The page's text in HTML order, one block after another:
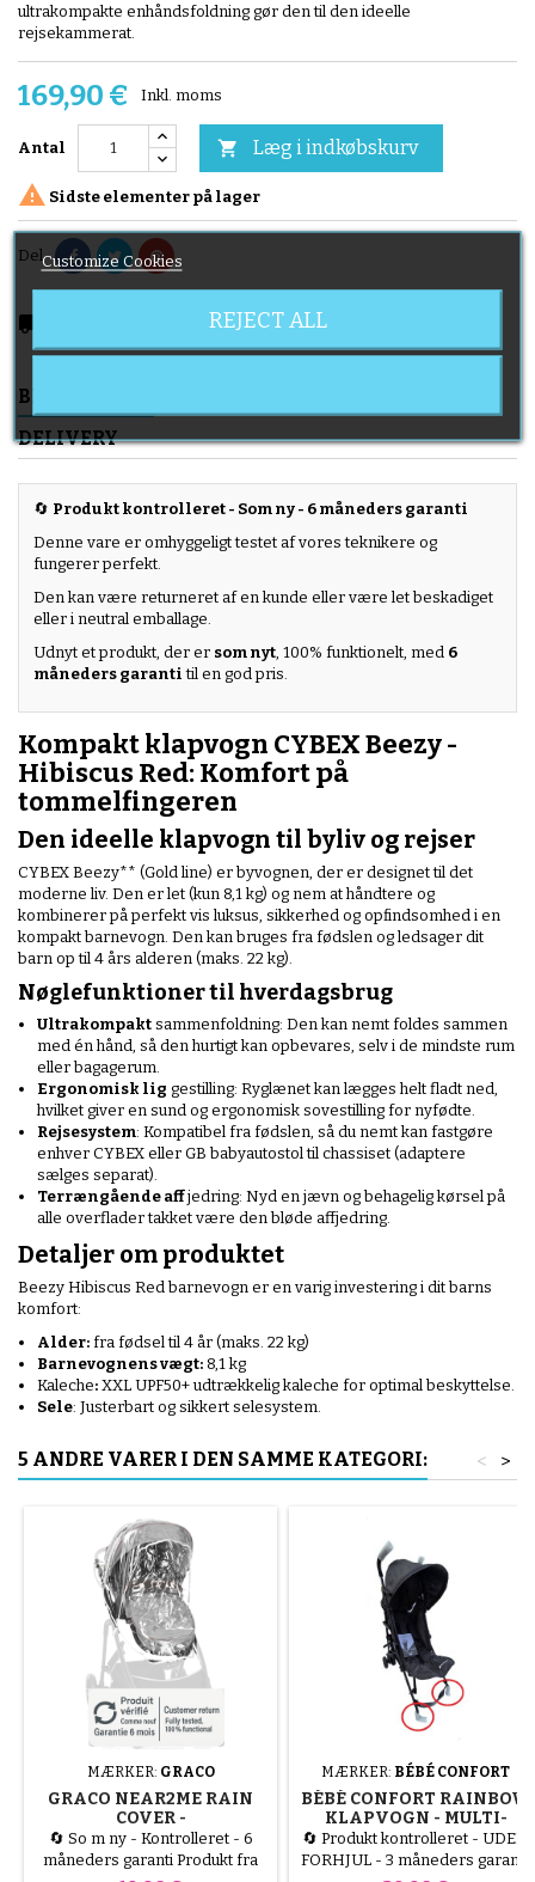
ultrakompakte enhåndsfoldning gør den til den ideelle
rejsekammerat.
169,90 € Inkl. moms
Antal  Læg i indkøbskurv
 Sidste elementer på lager
Del
local_shipping Delivery expected from 2026-08-11
BESKRIVELSE
DELIVERY
🔄 Produkt kontrolleret - Som ny - 6 måneders garanti
Denne vare er omhyggeligt testet af vores teknikere og
fungerer perfekt.
Den kan være returneret af en kunde eller være let beskadiget
eller i neutral emballage.
Udnyt et produkt, der er som nyt , 100% funktionelt, med 6
måneders garanti til en god pris.
Kompakt klapvogn CYBEX Beezy -
Hibiscus Red: Komfort på
tommelfingeren
Den ideelle klapvogn til byliv og rejser
CYBEX Beezy** (Gold line) er byvognen, der er designet til det
moderne liv. Den er let (kun 8,1 kg) og nem at håndtere og
kombinerer på perfekt vis luksus, sikkerhed og opfindsomhed i en
kompakt barnevogn. Den kan bruges fra fødslen og ledsager dit
barn op til 4 års alderen (maks. 22 kg).
Nøglefunktioner til hverdagsbrug
Ultrakompakt sammenfoldning: Den kan nemt foldes sammen
med én hånd, så den hurtigt kan opbevares, selv i de mindste rum
eller bagagerum.
Ergonomisk lig gestilling: Ryglænet kan lægges helt fladt ned,
hvilket giver en sund og ergonomisk sovestilling for nyfødte.
Rejsesystem: Kompatibel fra fødslen, så du nemt kan fastgøre
enhver CYBEX eller GB babyautostol til chassiset (adaptere
sælges separat).
Terrængående affjedring: Nyd en jævn og behagelig kørsel på
alle overflader takket være den bløde affjedring.
Detaljer om produktet
Beezy Hibiscus Red barnevogn er en varig investering i dit barns
komfort:
Alder: fra fødsel til 4 år (maks. 22 kg)
Barnevognens vægt: 8,1 kg
Kaleche: XXL UPF50+ udtrækkelig kaleche for optimal beskyttelse.
Sele: Justerbart og sikkert selesystem.
5 ANDRE VARER I DEN SAMME KATEGORI: >
<
MÆRKER: GRACO
GRACO NEAR2ME RAIN
COVER -
BESKYTTELSESOVERTRÆK,
SLIDE2ME KLAPVOGN
🔄 So m ny - Kontrolleret - 6
måneders garanti Produkt fra
MÆRKER: BÉBÉ CONFORT
BÉBÉ CONFORT RAINBOW
KLAPVOGN - MULTI-
POSITION STOKKE - UDEN
FORHJUL - 6 MÅNEDER
TIL 4 ÅR - MINERAL
🔄 Produkt kontrolleret - UDEN
FORHJUL - 3 måneders garanti
Customize Cookies
REJECT ALL